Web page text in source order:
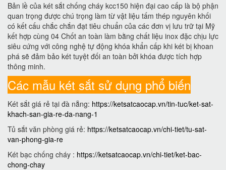
Bản lề của két sắt chống cháy kcc150 hiện đại cao cấp là bộ phận
quan trọng được chú trọng làm từ vật liệu tấm thép nguyên khối
có kết cấu chắc chắn đạt tiêu chuẩn của các đơn vị lưu trữ tại Mỹ
kết hợp cùng 04 Chốt an toàn làm bằng chất liệu inox đặc chịu lực
siêu cứng với công nghệ tự động khóa khẩn cấp khi két bị khoan
phá sẽ đảm bảo két tuyệt đối an toàn bởi khóa được tích hợp
thông minh.
Các mẫu két sắt sử dụng phổ biến
Két sắt giá rẻ tại đà nẵng: https://ketsatcaocap.vn/tin-tuc/ket-sat-
khach-san-gia-re-da-nang-1
Tủ sắt văn phòng giá rẻ: https://ketsatcaocap.vn/chi-tiet/tu-sat-
van-phong-gia-re
Két bạc chống cháy : https://ketsatcaocap.vn/chi-tiet/ket-bac-
chong-chay